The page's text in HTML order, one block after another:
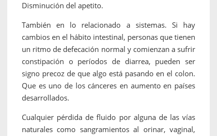
Disminución del apetito.
También en lo relacionado a sistemas. Si hay
cambios en el hábito intestinal, personas que tienen
un ritmo de defecación normal y comienzan a sufrir
constipación o períodos de diarrea, pueden ser
signo precoz de que algo está pasando en el colon.
Que es uno de los cánceres en aumento en países
desarrollados.
Cualquier pérdida de fluido por alguna de las vías
naturales como sangramientos al orinar, vaginal,